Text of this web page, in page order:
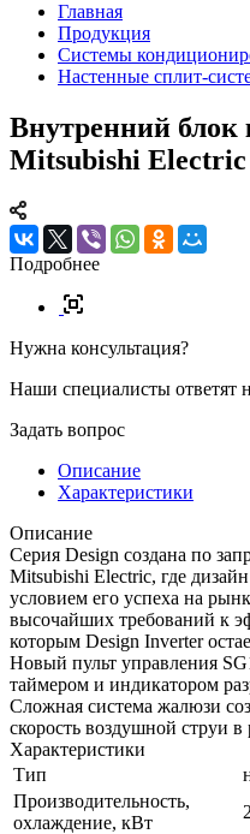
Главная
Продукция
Системы
Настенные сплит-
Внутренний блок
Mitsubishi
Подробнее
Нужна консультация?
Наши специалисты ответят
Задать вопрос
Описание
Характеристики
Описание
Серия Design создана по
Mitsubishi Electric, где
условием его успеха на
высочайших требований к
которым Design Inverter
Новый пульт управления
таймером и индикатором
Сложная система жалюзи
скорость воздушной струи
Характеристики
Тип
Производительность,
охлаждение, кВт